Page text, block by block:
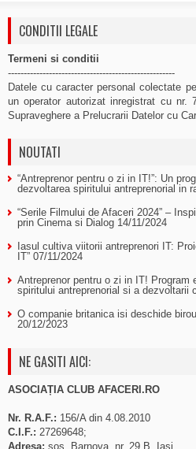
CONDITII LEGALE
Termeni si conditii
-----------------------------------------------------
Datele cu caracter personal colectate
un operator autorizat inregistrat cu nr.
Supraveghere a Prelucrarii Datelor cu
NOUTATI
“Antreprenor pentru o zi in IT!”: Un
dezvoltarea spiritului antreprenorial in
“Serile Filmului de Afaceri 2024” –
prin Cinema si Dialog 14/11/2024
Iasul cultiva viitorii antreprenori IT:
IT” 07/11/2024
Antreprenor pentru o zi in IT! Program
spiritului antreprenorial si a dezvoltarii
O companie britanica isi deschide
20/12/2023
NE GASITI AICI:
ASOCIAȚIA CLUB AFACERI.RO
Nr. R.A.F.: 156/A din 4.08.2010
C.I.F.: 27269648;
Adresa: sos. Barnova, nr. 29 B, Iasi.